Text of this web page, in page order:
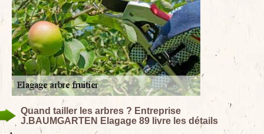
Quand tailler les arbres ? Entreprise
J.BAUMGARTEN Elagage 89 livre les détails